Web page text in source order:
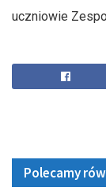
uczniowie
Polecamy